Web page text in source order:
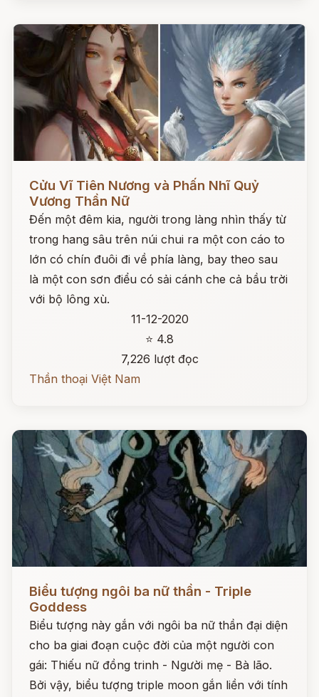
Cửu Vĩ Tiên Nương và Phấn Nhĩ Quỷ
Vương Thần Nữ
Đến một đêm kia, người trong làng nhìn thấy từ
trong hang sâu trên núi chui ra một con cáo to
lớn có chín đuôi đi về phía làng, bay theo sau
là một con sơn điểu có sải cánh che cả bầu trời
với bộ lông xù.
11-12-2020
⭐ 4.8
7,226 lượt đọc
Thần thoại Việt Nam
Đọc ngay
Biểu tượng ngôi ba nữ thần - Triple
Goddess
Biểu tượng này gắn với ngôi ba nữ thần đại diện
cho ba giai đoạn cuộc đời của một người con
gái: Thiếu nữ đồng trinh - Người mẹ - Bà lão.
Bởi vậy, biểu tượng triple moon gắn liền với tính